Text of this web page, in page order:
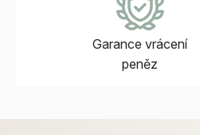
Garance vrácení
peněz